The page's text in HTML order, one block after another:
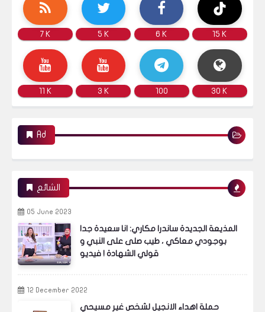
7 K 5 K 6 K 15 K
11 K 3 K 100 30 K
Ad
الشائع
05 June 2023
المذيعة الجديدة ساندرا مكاري: انا سعيدة جدا
بوجودي معاكي ، طيب صلى على النبي و
قولي الشهادة ! فيديو
12 December 2022
حملة اهداء الانجيل لشخص غير مسيحي